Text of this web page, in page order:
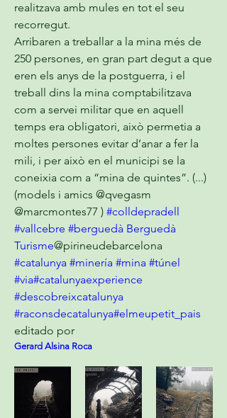
realitzava amb mules en tot el seu
recorregut.
Arribaren a treballar a la mina més de
250 persones, en gran part degut a que
eren els anys de la postguerra, i el
treball dins la mina comptabilitzava
com a servei militar que en aquell
temps era obligatori, això permetia a
moltes persones evitar d’anar a fer la
mili, i per això en el municipi se la
coneixia com a “mina de quintes”. (...)
(models i amics @qvegasm
@marcmontes77 ) #colldepradell
#vallcebre #berguedà Berguedà
Turisme
#catalunya #minería #mina #túnel
#via#catalunyaexperience
#descobreixcatalunya
#raconsdecatalunya#elmeupetit_pais
editado por
Gerard Alsina Roca